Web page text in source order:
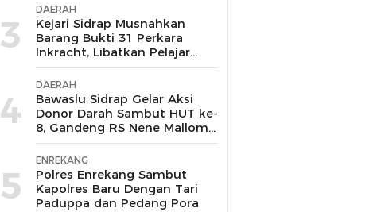
3
DAERAH
Kejari Sidrap Musnahkan
Barang Bukti 31 Perkara
Inkracht, Libatkan Pelajar
untuk Edukasi Bahaya
Narkoba
4
DAERAH
Bawaslu Sidrap Gelar Aksi
Donor Darah Sambut HUT ke-
8, Gandeng RS Nene Mallomo
dan Polres
5
ENREKANG
Polres Enrekang Sambut
Kapolres Baru Dengan Tari
Paduppa dan Pedang Pora